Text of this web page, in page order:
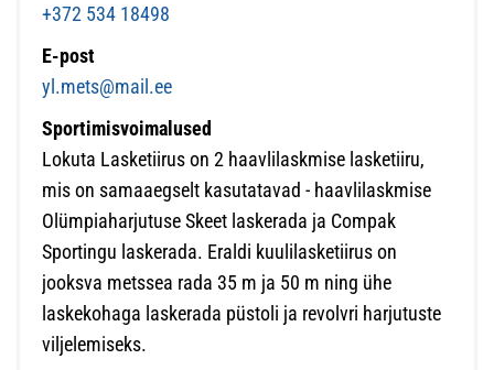
+372 534 18498
E-post
yl.mets@mail.ee
Sportimisvoimalused
Lokuta Lasketiirus on 2 haavlilaskmise lasketiiru,
mis on samaaegselt kasutatavad - haavlilaskmise
Olümpiaharjutuse Skeet laskerada ja Compak
Sportingu laskerada. Eraldi kuulilasketiirus on
jooksva metssea rada 35 m ja 50 m ning ühe
laskekohaga laskerada püstoli ja revolvri harjutuste
viljelemiseks.